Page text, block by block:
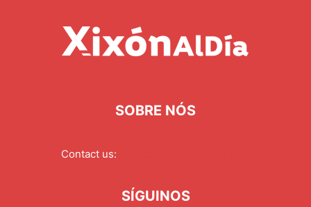
SOBRE NÓS
Contact us:
SÍGUINOS